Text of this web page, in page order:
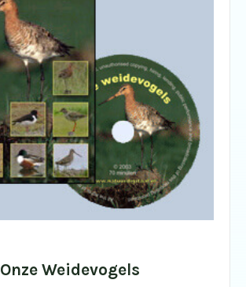
Onze Weidevogels